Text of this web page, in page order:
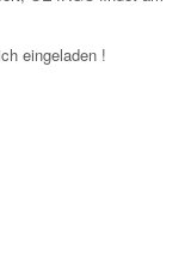
eingeladen !